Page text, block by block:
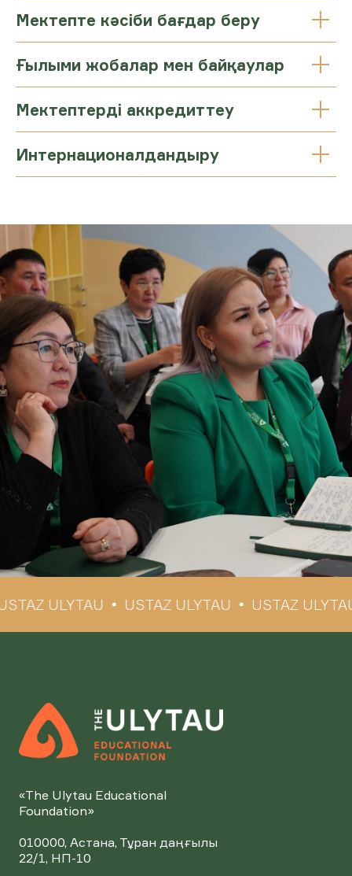
Мектепте кәсіби бағдар беру
Ғылыми жобалар мен байқаулар
Мектептерді аккредиттеу
Интернационалдандыру
ULYTAU USTAZ ULYTAU USTAZ ULYTAU
«The Ulytau Educational
Foundation»
010000, Астана, Тұран даңғылы
22/1, НП-10